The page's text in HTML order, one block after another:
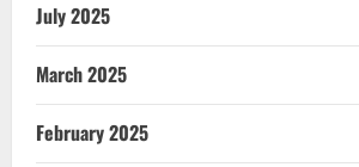
July 2025
March 2025
February 2025